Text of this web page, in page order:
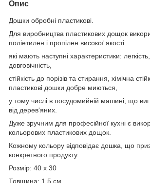
Опис
Дошки обробні пластикові.
Для виробництва пластикових дощок
поліетилен і пропілен високої якості.
які мають наступні характеристики: легкість,
довговічність,
стійкість до порізів та стирання, хімічна
пластикові дошки добре миються,
у тому числі в посудомийній машині, що
від дерев'яних.
Дуже зручним для професійної кухні є
кольорових пластикових дощок.
Кожному кольору відповідає дошка, що
конкретного продукту.
Розмір: 40 х 30
Товщина: 1,5 см